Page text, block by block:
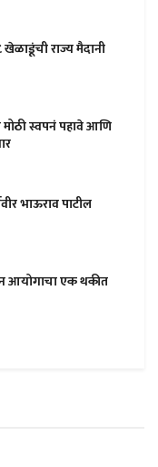
खेळाडूंची राज्य मैदानी
स्वपनं पहावे आणि
भाऊराव पाटील
आयोगाचा एक थकीत